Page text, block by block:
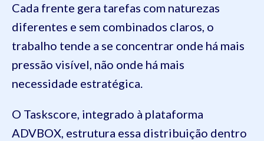
Cada frente gera tarefas com naturezas
diferentes e sem combinados claros, o
trabalho tende a se concentrar onde há mais
pressão visível, não onde há mais
necessidade estratégica.
O Taskscore, integrado à plataforma
ADVBOX, estrutura essa distribuição dentro